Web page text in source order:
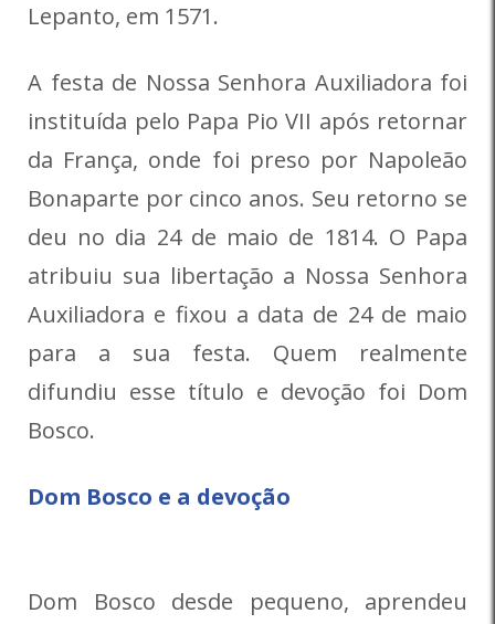
Lepanto, em 1571.
A festa de Nossa Senhora Auxiliadora foi
instituída pelo Papa Pio VII após retornar
da França, onde foi preso por Napoleão
Bonaparte por cinco anos. Seu retorno se
deu no dia 24 de maio de 1814. O Papa
atribuiu sua libertação a Nossa Senhora
Auxiliadora e fixou a data de 24 de maio
para a sua festa. Quem realmente
difundiu esse título e devoção foi Dom
Bosco.
Dom Bosco e a devoção
Dom Bosco desde pequeno, aprendeu